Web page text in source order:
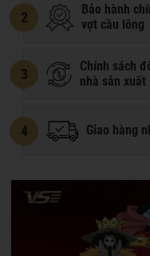
2
Bảo hành
vợt cầu lông
3
Chính sách
nhà sản xuất
4 Giao hàng